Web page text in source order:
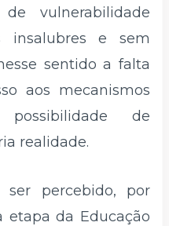
vulnerabilidade
insalubres e sem
sentido a falta
aos mecanismos
de
realidade.
percebido, por
etapa da Educação